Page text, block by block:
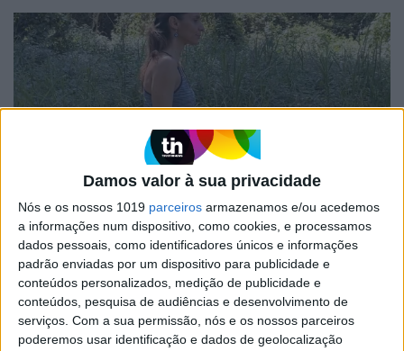
Damos valor à sua privacidade
Nós e os nossos 1019 parceiros armazenamos e/ou acedemos
a informações num dispositivo, como cookies, e processamos
dados pessoais, como identificadores únicos e informações
padrão enviadas por um dispositivo para publicidade e
conteúdos personalizados, medição de publicidade e
conteúdos, pesquisa de audiências e desenvolvimento de
serviços. Com a sua permissão, nós e os nossos parceiros
poderemos usar identificação e dados de geolocalização
forma plena, pratique Yoga.
BEYOGA
BeYoga: Yoga - Mobilidade e Respiração
A mobilidade do corpo está diretamente ligada ao bem-estar que
nos acompanha durante durante o dia.
Carla Gonçalves